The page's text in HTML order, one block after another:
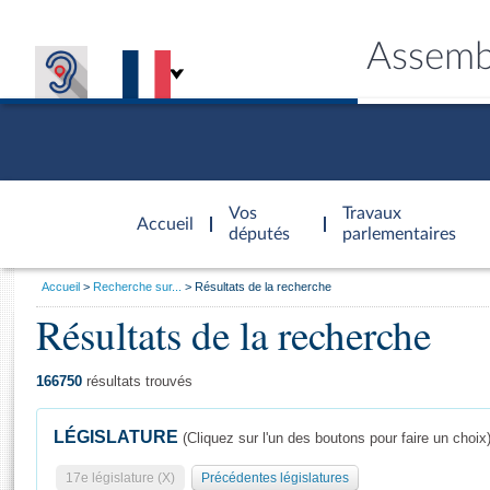
Accueil
d'accueil
Vos
députés
Travaux
parlementaires
Général
Vous
Accueil Recherche sur... Résultats de la recherche
Résultats de la recherche
166750 résultats trouvés
LÉGISLATURE (Cliquez sur l'un des boutons pour faire un choix)
17e législature (X) Précédentes législatures